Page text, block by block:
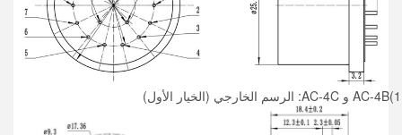
1) AC-4B و AC-4C: الرسم الخارجي (الخيار الأول)